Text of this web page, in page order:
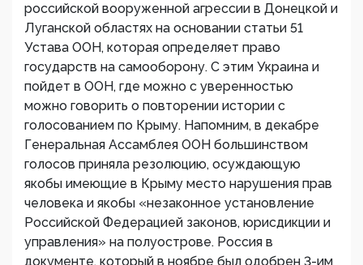
российской вооруженной агрессии в Донецкой и
Луганской областях на основании статьи 51
Устава ООН, которая определяет право
государств на самооборону. С этим Украина и
пойдет в ООН, где можно с уверенностью
можно говорить о повторении истории с
голосованием по Крыму. Напомним, в декабре
Генеральная Ассамблея ООН большинством
голосов приняла резолюцию, осуждающую
якобы имеющие в Крыму место нарушения прав
человека и якобы «незаконное установление
Российской Федерацией законов, юрисдикции и
управления» на полуострове. Россия в
документе, который в ноябре был одобрен 3-им